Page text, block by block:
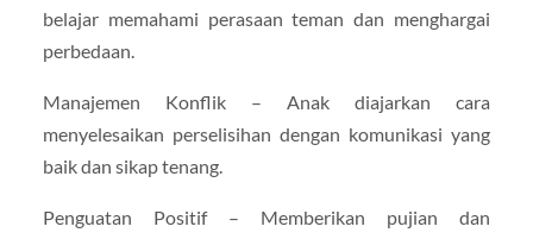
belajar memahami perasaan teman dan menghargai
perbedaan.
Manajemen Konflik – Anak diajarkan cara
menyelesaikan perselisihan dengan komunikasi yang
baik dan sikap tenang.
Penguatan Positif – Memberikan pujian dan